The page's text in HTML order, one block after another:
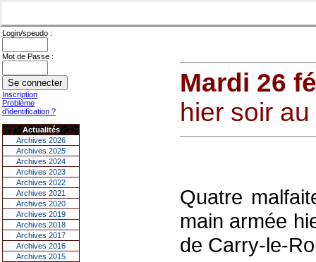
Login/speudo :
Mot de Passe :
Inscription
Problème
d'identification ?
Actualités
Archives 2026
Archives 2025
Archives 2024
Archives 2023
Archives 2022
Archives 2021
Archives 2020
Archives 2019
Archives 2018
Archives 2017
Archives 2016
Archives 2015
Mardi 26
hier soir
Quatre
main armée
de Carry-le-